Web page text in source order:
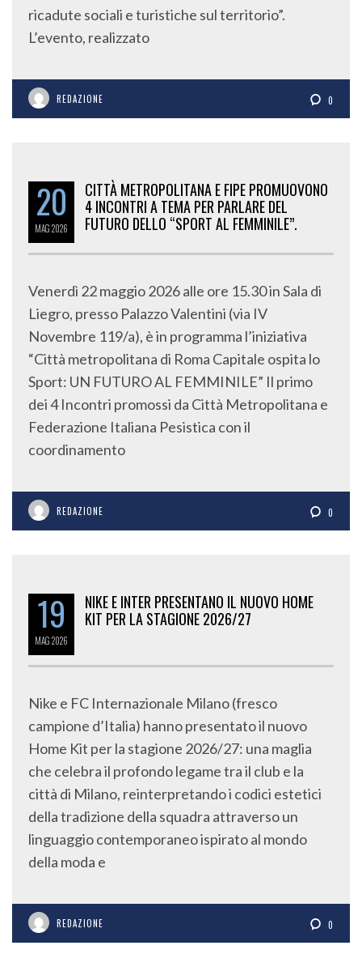
ricadute sociali e turistiche sul territorio”.
L’evento, realizzato
REDAZIONE 0
20
MAG2026
CITTÀ METROPOLITANA E FIPE PROMUOVONO
4 INCONTRI A TEMA PER PARLARE DEL
FUTURO DELLO “SPORT AL FEMMINILE”.
Venerdì 22 maggio 2026 alle ore 15.30 in Sala di
Liegro, presso Palazzo Valentini (via IV
Novembre 119/a), è in programma l’iniziativa
“Città metropolitana di Roma Capitale ospita lo
Sport: UN FUTURO AL FEMMINILE” Il primo
dei 4 Incontri promossi da Città Metropolitana e
Federazione Italiana Pesistica con il
coordinamento
REDAZIONE 0
19
MAG2026
NIKE E INTER PRESENTANO IL NUOVO HOME
KIT PER LA STAGIONE 2026/27
Nike e FC Internazionale Milano (fresco
campione d’Italia) hanno presentato il nuovo
Home Kit per la stagione 2026/27: una maglia
che celebra il profondo legame tra il club e la
città di Milano, reinterpretando i codici estetici
della tradizione della squadra attraverso un
linguaggio contemporaneo ispirato al mondo
della moda e
REDAZIONE 0